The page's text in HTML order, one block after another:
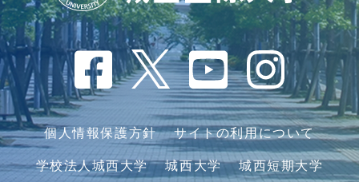
個人情報保護方針 サイトの利用について
学校法人城西大学 城西大学 城西短期大学